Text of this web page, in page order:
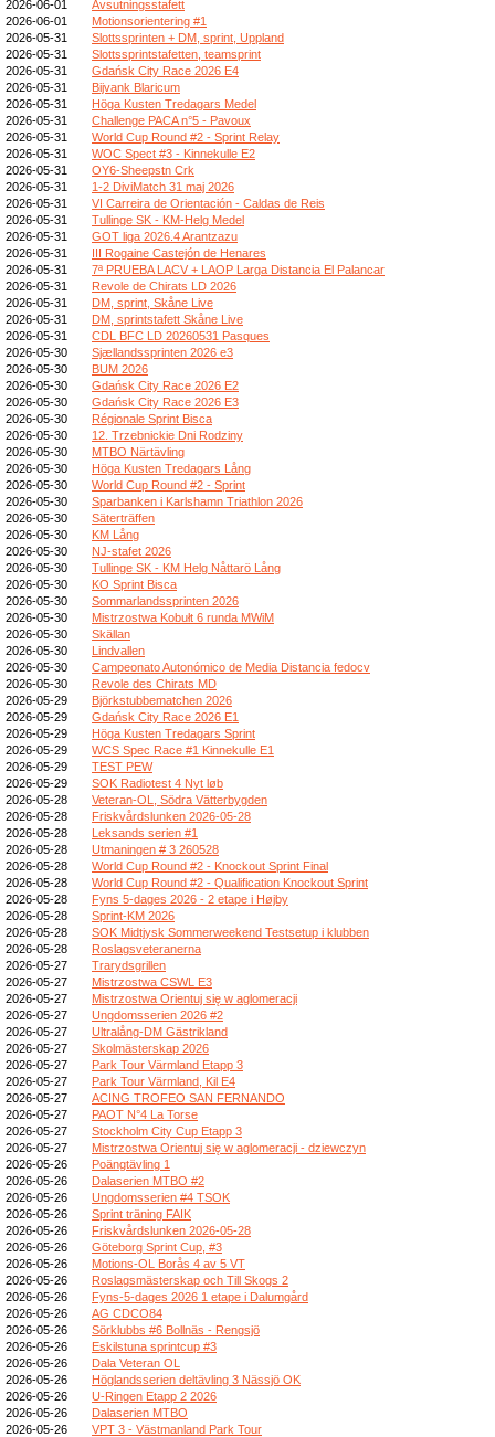
2026-06-01
Avsutningsstafett
2026-06-01
Motionsorientering #1
2026-05-31
Slottssprinten + DM, sprint, Uppland
2026-05-31
Slottssprintstafetten, teamsprint
2026-05-31
Gdańsk City Race 2026 E4
2026-05-31
Bijvank Blaricum
2026-05-31
Höga Kusten Tredagars Medel
2026-05-31
Challenge PACA n°5 - Pavoux
2026-05-31
World Cup Round #2 - Sprint Relay
2026-05-31
WOC Spect #3 - Kinnekulle E2
2026-05-31
OY6-Sheepstn Crk
2026-05-31
1-2 DiviMatch 31 maj 2026
2026-05-31
VI Carreira de Orientación - Caldas de Reis
2026-05-31
Tullinge SK - KM-Helg Medel
2026-05-31
GOT liga 2026.4 Arantzazu
2026-05-31
III Rogaine Castejón de Henares
2026-05-31
7ª PRUEBA LACV + LAOP Larga Distancia El Palancar
2026-05-31
Revole de Chirats LD 2026
2026-05-31
DM, sprint, Skåne Live
2026-05-31
DM, sprintstafett Skåne Live
2026-05-31
CDL BFC LD 20260531 Pasques
2026-05-30
Sjællandssprinten 2026 e3
2026-05-30
BUM 2026
2026-05-30
Gdańsk City Race 2026 E2
2026-05-30
Gdańsk City Race 2026 E3
2026-05-30
Régionale Sprint Bisca
2026-05-30
12. Trzebnickie Dni Rodziny
2026-05-30
MTBO Närtävling
2026-05-30
Höga Kusten Tredagars Lång
2026-05-30
World Cup Round #2 - Sprint
2026-05-30
Sparbanken i Karlshamn Triathlon 2026
2026-05-30
Säterträffen
2026-05-30
KM Lång
2026-05-30
NJ-stafet 2026
2026-05-30
Tullinge SK - KM Helg Nåttarö Lång
2026-05-30
KO Sprint Bisca
2026-05-30
Sommarlandssprinten 2026
2026-05-30
Mistrzostwa Kobułt 6 runda MWiM
2026-05-30
Skällan
2026-05-30
Lindvallen
2026-05-30
Campeonato Autonómico de Media Distancia fedocv
2026-05-30
Revole des Chirats MD
2026-05-29
Björkstubbematchen 2026
2026-05-29
Gdańsk City Race 2026 E1
2026-05-29
Höga Kusten Tredagars Sprint
2026-05-29
WCS Spec Race #1 Kinnekulle E1
2026-05-29
TEST PEW
2026-05-29
SOK Radiotest 4 Nyt løb
2026-05-28
Veteran-OL, Södra Vätterbygden
2026-05-28
Friskvårdslunken 2026-05-28
2026-05-28
Leksands serien #1
2026-05-28
Utmaningen # 3 260528
2026-05-28
World Cup Round #2 - Knockout Sprint Final
2026-05-28
World Cup Round #2 - Qualification Knockout Sprint
2026-05-28
Fyns 5-dages 2026 - 2 etape i Højby
2026-05-28
Sprint-KM 2026
2026-05-28
SOK Midtjysk Sommerweekend Testsetup i klubben
2026-05-28
Roslagsveteranerna
2026-05-27
Trarydsgrillen
2026-05-27
Mistrzostwa CSWL E3
2026-05-27
Mistrzostwa Orientuj się w aglomeracji
2026-05-27
Ungdomsserien 2026 #2
2026-05-27
Ultralång-DM Gästrikland
2026-05-27
Skolmästerskap 2026
2026-05-27
Park Tour Värmland Etapp 3
2026-05-27
Park Tour Värmland, Kil E4
2026-05-27
ACING TROFEO SAN FERNANDO
2026-05-27
PAOT N°4 La Torse
2026-05-27
Stockholm City Cup Etapp 3
2026-05-27
Mistrzostwa Orientuj się w aglomeracji - dziewczyn
2026-05-26
Poängtävling 1
2026-05-26
Dalaserien MTBO #2
2026-05-26
Ungdomsserien #4 TSOK
2026-05-26
Sprint träning FAIK
2026-05-26
Friskvårdslunken 2026-05-28
2026-05-26
Göteborg Sprint Cup, #3
2026-05-26
Motions-OL Borås 4 av 5 VT
2026-05-26
Roslagsmästerskap och Till Skogs 2
2026-05-26
Fyns-5-dages 2026 1 etape i Dalumgård
2026-05-26
AG CDCO84
2026-05-26
Sörklubbs #6 Bollnäs - Rengsjö
2026-05-26
Eskilstuna sprintcup #3
2026-05-26
Dala Veteran OL
2026-05-26
Höglandsserien deltävling 3 Nässjö OK
2026-05-26
U-Ringen Etapp 2 2026
2026-05-26
Dalaserien MTBO
2026-05-26
VPT 3 - Västmanland Park Tour